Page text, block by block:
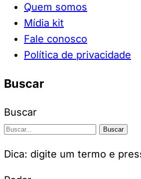
Quem somos
Mídia kit
Fale conosco
Política de privacidade
Buscar
Buscar
Buscar
Dica: digite um termo e